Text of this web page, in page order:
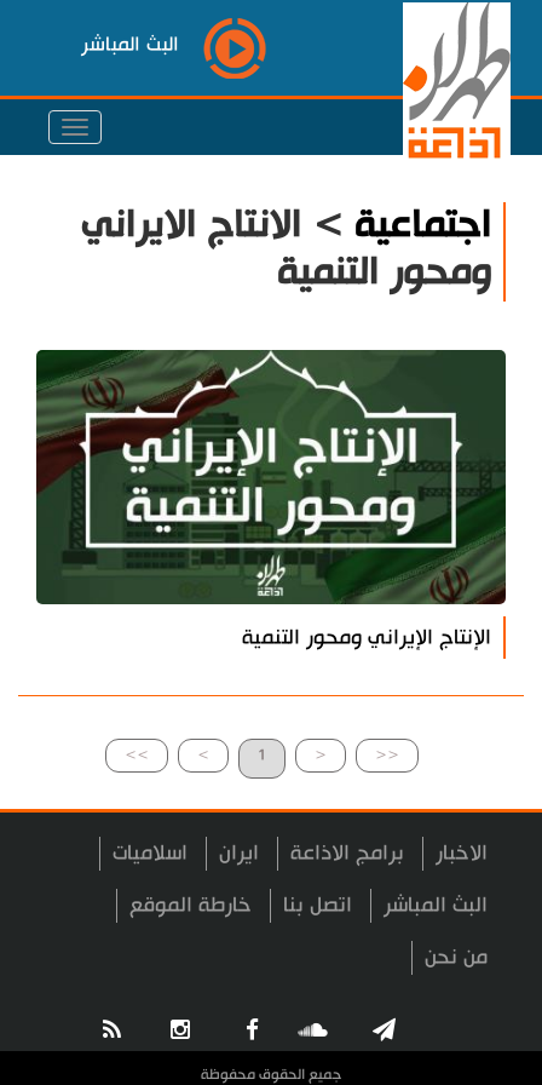
البث المباشر
اجتماعية > الانتاج الايراني
ومحور التنمية
الإنتاج الإيراني ومحور التنمية
>> > 1 < <<
الاخبار برامج الاذاعة ايران اسلاميات
البث المباشر اتصل بنا خارطة الموقع
من نحن
جميع الحقوق محفوظة